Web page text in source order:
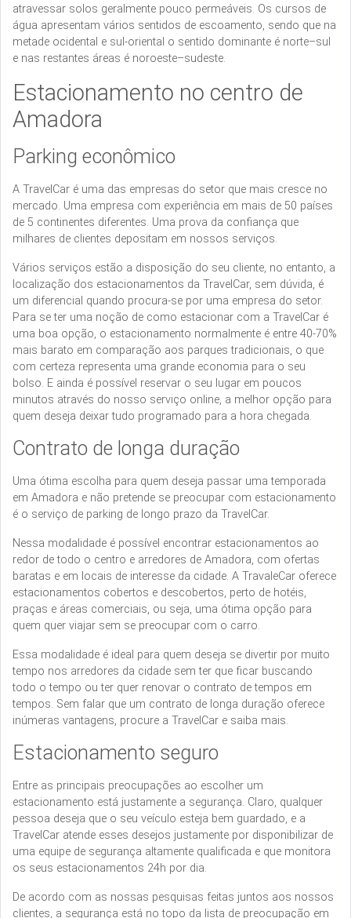
atravessar solos geralmente pouco permeáveis. Os cursos de
água apresentam vários sentidos de escoamento, sendo que na
metade ocidental e sul-oriental o sentido dominante é norte–sul
e nas restantes áreas é noroeste–sudeste.
Estacionamento no centro de
Amadora
Parking econômico
A TravelCar é uma das empresas do setor que mais cresce no
mercado. Uma empresa com experiência em mais de 50 países
de 5 continentes diferentes. Uma prova da confiança que
milhares de clientes depositam em nossos serviços.
Vários serviços estão a disposição do seu cliente, no entanto, a
localização dos estacionamentos da TravelCar, sem dúvida, é
um diferencial quando procura-se por uma empresa do setor.
Para se ter uma noção de como estacionar com a TravelCar é
uma boa opção, o estacionamento normalmente é entre 40-70%
mais barato em comparação aos parques tradicionais, o que
com certeza representa uma grande economia para o seu
bolso. E ainda é possível reservar o seu lugar em poucos
minutos através do nosso serviço online, a melhor opção para
quem deseja deixar tudo programado para a hora chegada.
Contrato de longa duração
Uma ótima escolha para quem deseja passar uma temporada
em Amadora e não pretende se preocupar com estacionamento
é o serviço de parking de longo prazo da TravelCar.
Nessa modalidade é possível encontrar estacionamentos ao
redor de todo o centro e arredores de Amadora, com ofertas
baratas e em locais de interesse da cidade. A TravaleCar oferece
estacionamentos cobertos e descobertos, perto de hotéis,
praças e áreas comerciais, ou seja, uma ótima opção para
quem quer viajar sem se preocupar com o carro.
Essa modalidade é ideal para quem deseja se divertir por muito
tempo nos arredores da cidade sem ter que ficar buscando
todo o tempo ou ter quer renovar o contrato de tempos em
tempos. Sem falar que um contrato de longa duração oferece
inúmeras vantagens, procure a TravelCar e saiba mais.
Estacionamento seguro
Entre as principais preocupações ao escolher um
estacionamento está justamente a segurança. Claro, qualquer
pessoa deseja que o seu veículo esteja bem guardado, e a
TravelCar atende esses desejos justamente por disponibilizar de
uma equipe de segurança altamente qualificada e que monitora
os seus estacionamentos 24h por dia.
De acordo com as nossas pesquisas feitas juntos aos nossos
clientes, a segurança está no topo da lista de preocupação em